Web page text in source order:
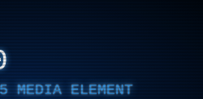
MEDIA ELEMENT